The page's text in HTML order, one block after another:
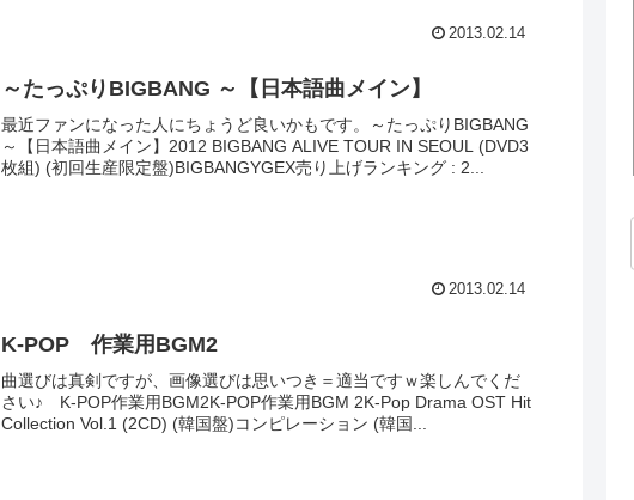
2013.02.14
～たっぷりBIGBANG ～【日本語曲メイン】
最近ファンになった人にちょうど良いかもです。～たっぷりBIGBANG
～【日本語曲メイン】2012 BIGBANG ALIVE TOUR IN SEOUL (DVD3
枚組) (初回生産限定盤)BIGBANGYGEX売り上げランキング : 2...
2013.02.14
K-POP 作業用BGM2
曲選びは真剣ですが、画像選びは思いつき＝適当ですｗ楽しんでくだ
さい♪ K-POP作業用BGM2K-POP作業用BGM 2K-Pop Drama OST Hit
Collection Vol.1 (2CD) (韓国盤)コンピレーション (韓国...